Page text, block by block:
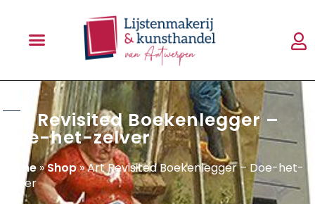
Art Revisited Boekenlegger –
Doe-het-zelver
Home»Shop»Art Revisited Boekenlegger – Doe-het-
zelver